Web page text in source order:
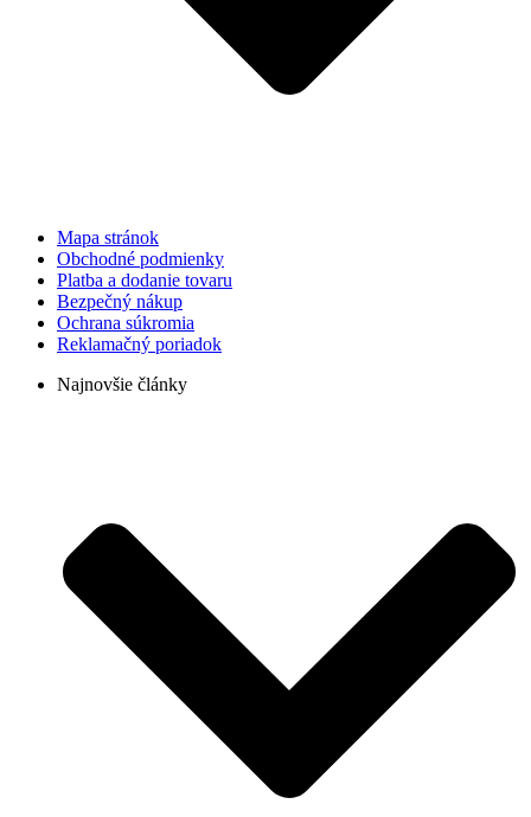
Mapa stránok
Obchodné podmienky
Platba a dodanie tovaru
Bezpečný nákup
Ochrana súkromia
Reklamačný poriadok
Najnovšie články